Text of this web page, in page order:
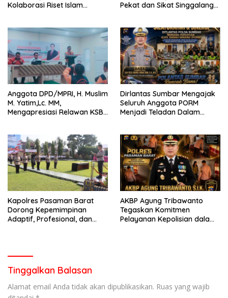
Kolaborasi Riset Islam
Pekat dan Sikat Singgalang
Anggota DPD/MPRI, H. Muslim
M. Yatim,Lc. MM,
Mengapresiasi Relawan KSB
Bencana
Dirlantas Sumbar Mengajak
Seluruh Anggota PORM
Menjadi Teladan Dalam
Perlengkapan Keselamatan
Berkendara
Kapolres Pasaman Barat
Dorong Kepemimpinan
Adaptif, Profesional, dan
AKBP Agung Tribawanto
Tegaskan Komitmen
Pelayanan Kepolisian dalam
Tinggalkan Balasan
Alamat email Anda tidak akan dipublikasikan. Ruas yang wajib